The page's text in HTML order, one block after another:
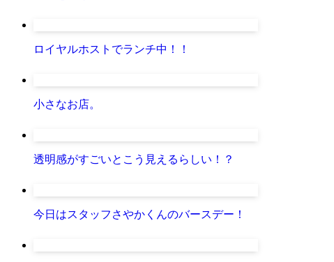
ロイヤルホストでランチ中！！
小さなお店。
透明感がすごいとこう見えるらしい！？
今日はスタッフさやかくんのバースデー！